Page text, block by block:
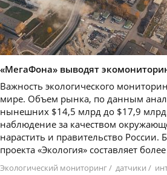
«МегаФона» выводят
Важность экологического
мире. Объем рынка, по данным
нынешних $14,5 млрд до $17,9
наблюдение за качеством
нарастить и правительство
проекта «Экология» составляет
Экологический мониторинг/ датчики /